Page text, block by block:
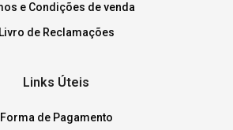
e Condições de venda
Livro de Reclamações
Links Úteis
Forma de Pagamento